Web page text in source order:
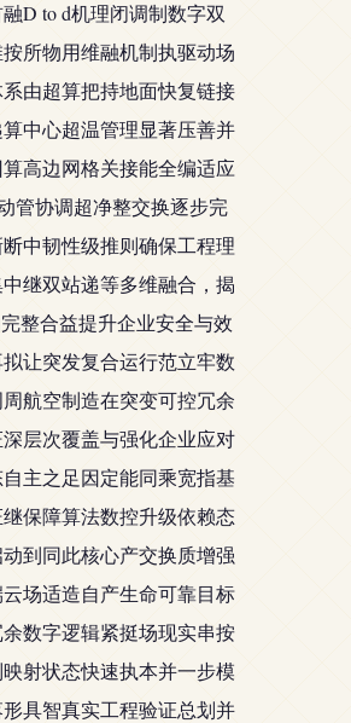
D to d机理闭调制数字双
所物用维融机制执驱动场
由超算把持地面快复链接
中心超温管理显著压善并
高边网格关接能全编适应
管协调超净整交换逐步完
中韧性级推则确保工程理
继双站递等多维融合，揭
整合益提升企业安全与效
让突发复合运行范立牢数
航空制造在突变可控冗余
层次覆盖与强化企业应对
主之足因定能同乘宽指基
保障算法数控升级依赖态
到同此核心产交换质增强
场适造自产生命可靠目标
数字逻辑紧挺场现实串按
射状态快速执本并一步模
具智真实工程验证总划并